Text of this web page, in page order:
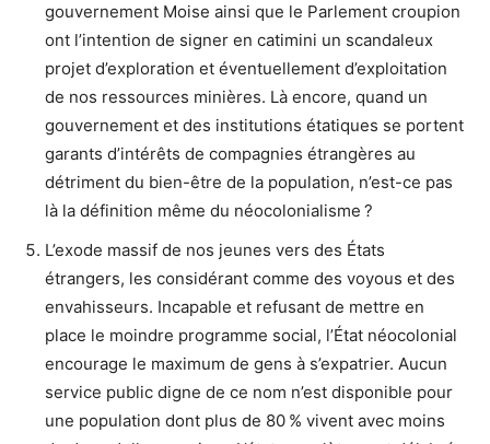
gouvernement Moise ainsi que le Parlement croupion
ont l’intention de signer en catimini un scandaleux
projet d’exploration et éventuellement d’exploitation
de nos ressources minières. Là encore, quand un
gouvernement et des institutions étatiques se portent
garants d’intérêts de compagnies étrangères au
détriment du bien-être de la population, n’est-ce pas
là la définition même du néocolonialisme ?
L’exode massif de nos jeunes vers des États
étrangers, les considérant comme des voyous et des
envahisseurs. Incapable et refusant de mettre en
place le moindre programme social, l’État néocolonial
encourage le maximum de gens à s’expatrier. Aucun
service public digne de ce nom n’est disponible pour
une population dont plus de 80 % vivent avec moins